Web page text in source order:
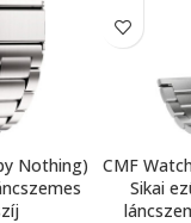
Nothing)
CMF
Sikai